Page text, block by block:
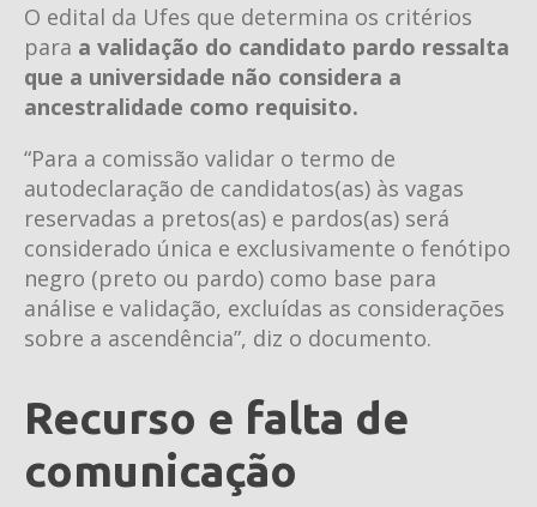
O edital da Ufes que determina os critérios
para a validação do candidato pardo ressalta
que a universidade não considera a
ancestralidade como requisito.
“Para a comissão validar o termo de
autodeclaração de candidatos(as) às vagas
reservadas a pretos(as) e pardos(as) será
considerado única e exclusivamente o fenótipo
negro (preto ou pardo) como base para
análise e validação, excluídas as considerações
sobre a ascendência”, diz o documento.
Recurso e falta de
comunicação